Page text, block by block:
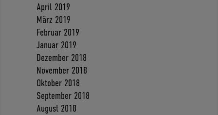
April 2019
März 2019
Februar 2019
Januar 2019
Dezember 2018
November 2018
Oktober 2018
September 2018
August 2018